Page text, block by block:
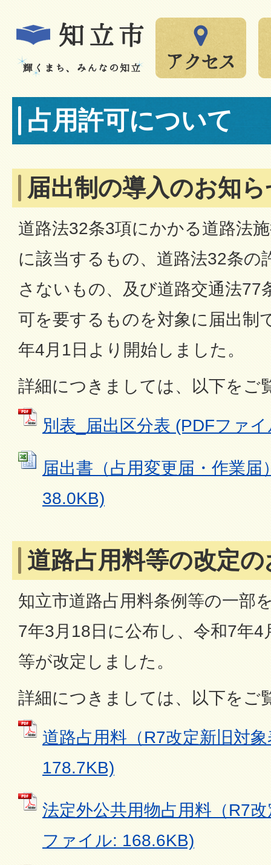
占用許可について
届出制の導入のお知
道路法32条3項にかかる道路法
に該当するもの、道路法32条の
さないもの、及び道路交通法77
可を要するものを対象に届出制
年4月1日より開始しました。
詳細につきましては、以下をご
別表_届出区分表 (PDFファ
届出書（占用変更届・作業
38.0KB)
道路占用料等の改定
知立市道路占用料条例等の一部
7年3月18日に公布し、令和7年4
等が改定しました。
詳細につきましては、以下をご
道路占用料（R7改定新旧対
178.7KB)
法定外公共用物占用料（R7
ファイル: 168.6KB)